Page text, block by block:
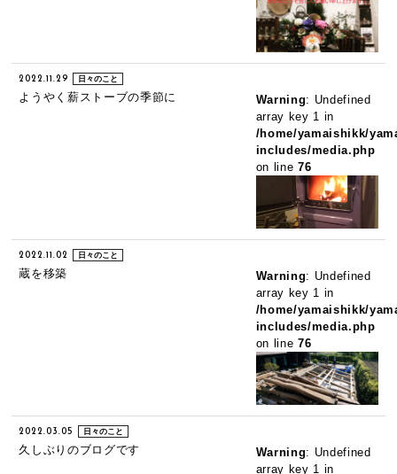
Warning: Undefined
array key 1 in
/home/yamaishikk/
includes/media.php
on line76
2022.11.29 日々のこと
ようやく薪ストーブの季節に
Warning: Undefined
array key 1 in
/home/yamaishikk/
includes/media.php
on line76
2022.11.02 日々のこと
蔵を移築
Warning: Undefined
array key 1 in
2022.03.05 日々のこと
久しぶりのブログです